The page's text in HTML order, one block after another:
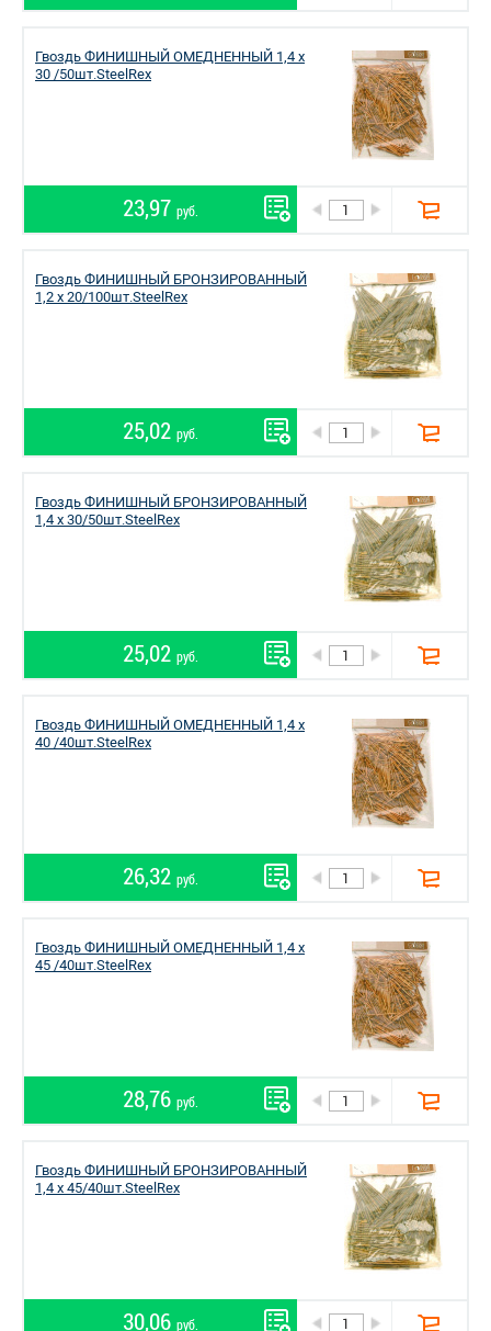
Гвоздь ФИНИШНЫЙ ОМЕДНЕННЫЙ 1,4 х
30 /50шт.SteelRex
23,97 руб.
Гвоздь ФИНИШНЫЙ БРОНЗИРОВАННЫЙ
1,2 х 20/100шт.SteelRex
25,02 руб.
Гвоздь ФИНИШНЫЙ БРОНЗИРОВАННЫЙ
1,4 х 30/50шт.SteelRex
25,02 руб.
Гвоздь ФИНИШНЫЙ ОМЕДНЕННЫЙ 1,4 х
40 /40шт.SteelRex
26,32 руб.
Гвоздь ФИНИШНЫЙ ОМЕДНЕННЫЙ 1,4 х
45 /40шт.SteelRex
28,76 руб.
Гвоздь ФИНИШНЫЙ БРОНЗИРОВАННЫЙ
1,4 х 45/40шт.SteelRex
30,06 руб.